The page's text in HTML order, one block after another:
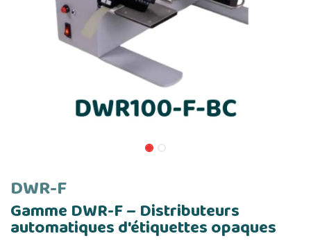
DWR-F
Gamme DWR-F – Distributeurs
automatiques d'étiquettes opaques